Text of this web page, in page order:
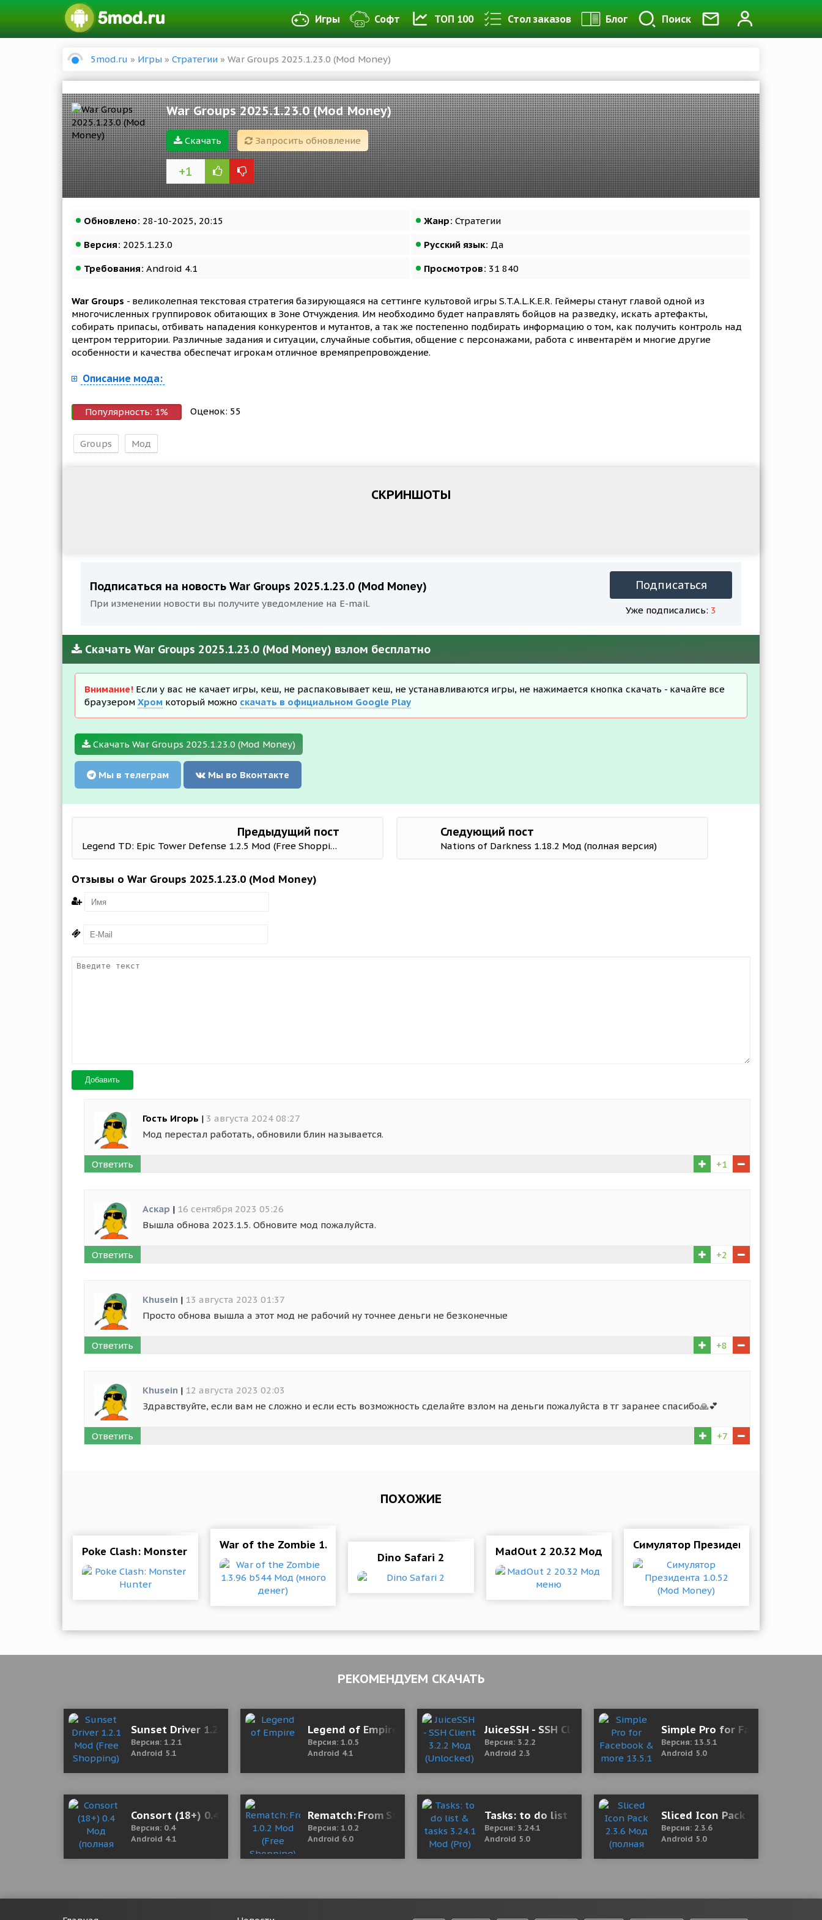
Игры Софт ТОП 100 Стол заказов Блог Поиск
5mod.ru » Игры » Стратегии » War Groups 2025.1.23.0 (Mod Money)
War Groups 2025.1.23.0 (Mod Money)
Скачать Запросить обновление
+1
Обновлено: 28-10-2025, 20:15 Жанр: Стратегии
Версия: 2025.1.23.0 Русский язык: Да
Требования: Android 4.1 Просмотров: 31 840
War Groups - великолепная текстовая стратегия базирующаяся на сеттинге культовой игры S.T.A.L.K.E.R. Геймеры станут главой одной из
многочисленных группировок обитающих в Зоне Отчуждения. Им необходимо будет направлять бойцов на разведку, искать артефакты,
собирать припасы, отбивать нападения конкурентов и мутантов, а так же постепенно подбирать информацию о том, как получить контроль над
центром территории. Различные задания и ситуации, случайные события, общение с персонажами, работа с инвентарём и многие другие
особенности и качества обеспечат игрокам отличное времяпрепровождение.
Описание мода:
Популярность: 1% Оценок: 55
Groups Мод
СКРИНШОТЫ
Подписаться на новость War Groups 2025.1.23.0 (Mod Money)
При изменении новости вы получите уведомление на E-mail.
Подписаться
Уже подписались: 3
Скачать War Groups 2025.1.23.0 (Mod Money) взлом бесплатно
Внимание! Если у вас не качает игры, кеш, не распаковывает кеш, не устанавливаются игры, не нажимается кнопка скачать - качайте все
браузером Хром который можно скачать в официальном Google Play
Скачать War Groups 2025.1.23.0 (Mod Money)
Мы в телеграм Мы во Вконтакте
Предыдущий пост
Legend TD: Epic Tower Defense 1.2.5 Mod (Free Shopping)
Следующий пост
Nations of Darkness 1.18.2 Мод (полная версия)
Отзывы о War Groups 2025.1.23.0 (Mod Money)
Добавить
Гость Игорь | 3 августа 2024 08:27
Мод перестал работать, обновили блин называется.
Ответить +1
Аскар | 16 сентября 2023 05:26
Вышла обнова 2023.1.5. Обновите мод пожалуйста.
Ответить +2
Khusein | 13 августа 2023 01:37
Просто обнова вышла а этот мод не рабочий ну точнее деньги не безконечные
Ответить +8
Khusein | 12 августа 2023 02:03
Здравствуйте, если вам не сложно и если есть возможность сделайте взлом на деньги пожалуйста в тг заранее спасибо🙏💕
Ответить +7
ПОХОЖИЕ
Poke Clash: Monster HunterWar of the Zombie 1.3.96 b544 Мод (много денег)
Dino Safari 2
MadOut 2 20.32 Мод меню Симулятор Президента 1.0.52
РЕКОМЕНДУЕМ СКАЧАТЬ
Sunset Driver 1.2.1 Mod (Free Shopping)
Версия: 1.2.1
Android 5.1
Legend of Empire
Версия: 1.0.5
Android 4.1
JuiceSSH - SSH Client 3.2.2 Мод (Unlocked)
Версия: 3.2.2
Android 2.3
Simple Pro for Facebook &
Версия: 13.5.1
Android 5.0
Consort (18+) 0.4 Мод (полная версия)
Версия: 0.4
Android 4.1
Rematch: From Streets to Stars 1.0.2 Mod (Free Shopping)
Версия: 1.0.2
Android 6.0
Tasks: to do list & tasks 3.24.1 Mod (Pro)
Версия: 3.24.1
Android 5.0
Sliced Icon Pack 2.3.6 Мод
Версия: 2.3.6
Android 5.0